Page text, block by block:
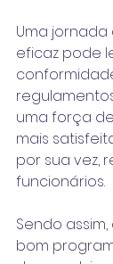
Uma
eficaz pode
uma força
mais
por sua vez,
funcionários.
Sendo assim,
bom